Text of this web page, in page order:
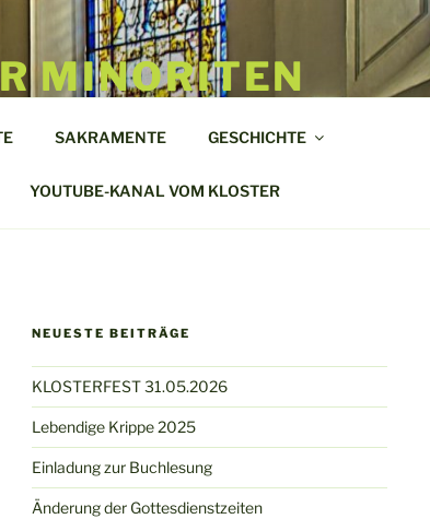
MINORITEN
SAKRAMENTE GESCHICHTE
YOUTUBE-KANAL VOM KLOSTER
NEUESTE BEITRÄGE
KLOSTERFEST 31.05.2026
Lebendige Krippe 2025
Einladung zur Buchlesung
Änderung der Gottesdienstzeiten